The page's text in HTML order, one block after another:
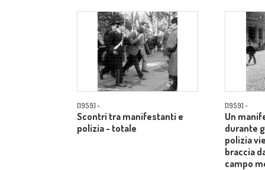
[1959] -
Scontri tra manifestanti e
polizia - totale
[1959] -
Un
durante
polizia
braccia
campo